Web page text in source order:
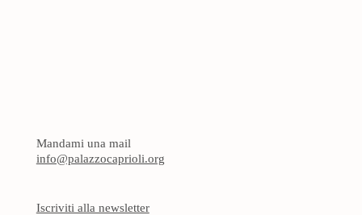
Mandami una mail
info@palazzocaprioli.org
Iscriviti alla newsletter